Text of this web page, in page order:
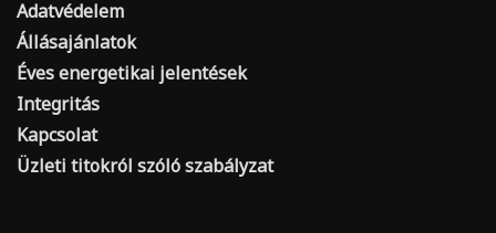
Adatvédelem
Állásajánlatok
Éves energetikai jelentések
Integritás
Kapcsolat
Üzleti titokról szóló szabályzat